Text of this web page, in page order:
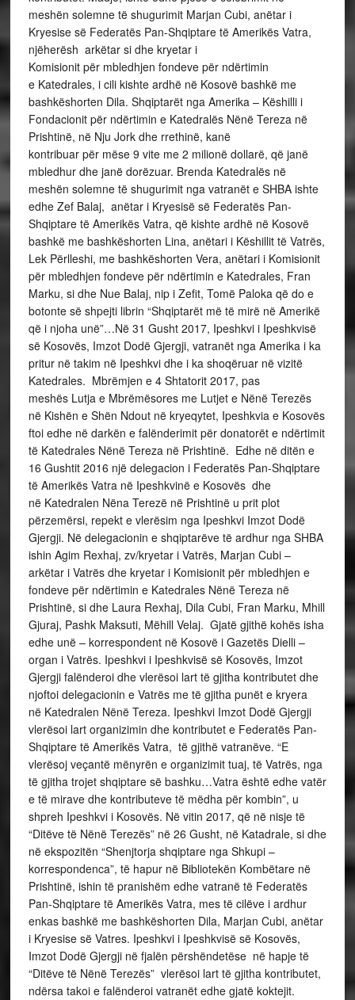
meshën solemne të shugurimit Marjan Cubi, anëtar i
Kryesise së Federatës Pan-Shqiptare të Amerikës Vatra,
njëherësh arkëtar si dhe kryetar i
Komisionit për mbledhjen fondeve për ndërtimin
e Katedrales, i cili kishte ardhë në Kosovë bashkë me
bashkëshorten Dila. Shqiptarët nga Amerika – Këshilli i
Fondacionit për ndërtimin e Katedralës Nënë Tereza në
Prishtinë, në Nju Jork dhe rrethinë, kanë
kontribuar për mëse 9 vite me 2 milionë dollarë, që janë
mbledhur dhe janë dorëzuar. Brenda Katedralës në
meshën solemne të shugurimit nga vatranët e SHBA ishte
edhe Zef Balaj, anëtar i Kryesisë së Federatës Pan-
Shqiptare të Amerikës Vatra, që kishte ardhë në Kosovë
bashkë me bashkëshorten Lina, anëtari i Këshillit të Vatrës,
Lek Përlleshi, me bashkëshorten Vera, anëtari i Komisionit
për mbledhjen fondeve për ndërtimin e Katedrales, Fran
Marku, si dhe Nue Balaj, nip i Zefit, Tomë Paloka që do e
botonte së shpejti librin “Shqiptarët më të mirë në Amerikë
që i njoha unë”…Në 31 Gusht 2017, Ipeshkvi i Ipeshkvisë
së Kosovës, Imzot Dodë Gjergji, vatranët nga Amerika i ka
pritur në takim në Ipeshkvi dhe i ka shoqëruar në vizitë
Katedrales. Mbrëmjen e 4 Shtatorit 2017, pas
meshës Lutja e Mbrëmësores me Lutjet e Nënë Terezës
në Kishën e Shën Ndout në kryeqytet, Ipeshkvia e Kosovës
ftoi edhe në darkën e falënderimit për donatorët e ndërtimit
të Katedrales Nënë Tereza në Prishtinë. Edhe në ditën e
16 Gushtit 2016 një delegacion i Federatës Pan-Shqiptare
të Amerikës Vatra në Ipeshkvinë e Kosovës dhe
në Katedralen Nëna Terezë në Prishtinë u prit plot
përzemërsi, repekt e vlerësim nga Ipeshkvi Imzot Dodë
Gjergji. Në delegacionin e shqiptarëve të ardhur nga SHBA
ishin Agim Rexhaj, zv/kryetar i Vatrës, Marjan Cubi –
arkëtar i Vatrës dhe kryetar i Komisionit për mbledhjen e
fondeve për ndërtimin e Katedrales Nënë Tereza në
Prishtinë, si dhe Laura Rexhaj, Dila Cubi, Fran Marku, Mhill
Gjuraj, Pashk Maksuti, Mëhill Velaj. Gjatë gjithë kohës isha
edhe unë – korrespondent në Kosovë i Gazetës Dielli –
organ i Vatrës. Ipeshkvi i Ipeshkvisë së Kosovës, Imzot
Gjergji falënderoi dhe vlerësoi lart të gjitha kontributet dhe
njoftoi delegacionin e Vatrës me të gjitha punët e kryera
në Katedralen Nënë Tereza. Ipeshkvi Imzot Dodë Gjergji
vlerësoi lart organizimin dhe kontributet e Federatës Pan-
Shqiptare të Amerikës Vatra, të gjithë vatranëve. “E
vlerësoj veçantë mënyrën e organizimit tuaj, të Vatrës, nga
të gjitha trojet shqiptare së bashku…Vatra është edhe vatër
e të mirave dhe kontributeve të mëdha për kombin”, u
shpreh Ipeshkvi i Kosovës. Në vitin 2017, që në nisje të
“Ditëve të Nënë Terezës” në 26 Gusht, në Katadrale, si dhe
në ekspozitën “Shenjtorja shqiptare nga Shkupi –
korrespondenca”, të hapur në Bibliotekën Kombëtare në
Prishtinë, ishin të pranishëm edhe vatranë të Federatës
Pan-Shqiptare të Amerikës Vatra, mes të cilëve i ardhur
enkas bashkë me bashkëshorten Dila, Marjan Cubi, anëtar
i Kryesise së Vatres. Ipeshkvi i Ipeshkvisë së Kosovës,
Imzot Dodë Gjergji në fjalën përshëndetëse në hapje të
“Ditëve të Nënë Terezës” vlerësoi lart të gjitha kontributet,
ndërsa takoi e falënderoi vatranët edhe gjatë koktejit.